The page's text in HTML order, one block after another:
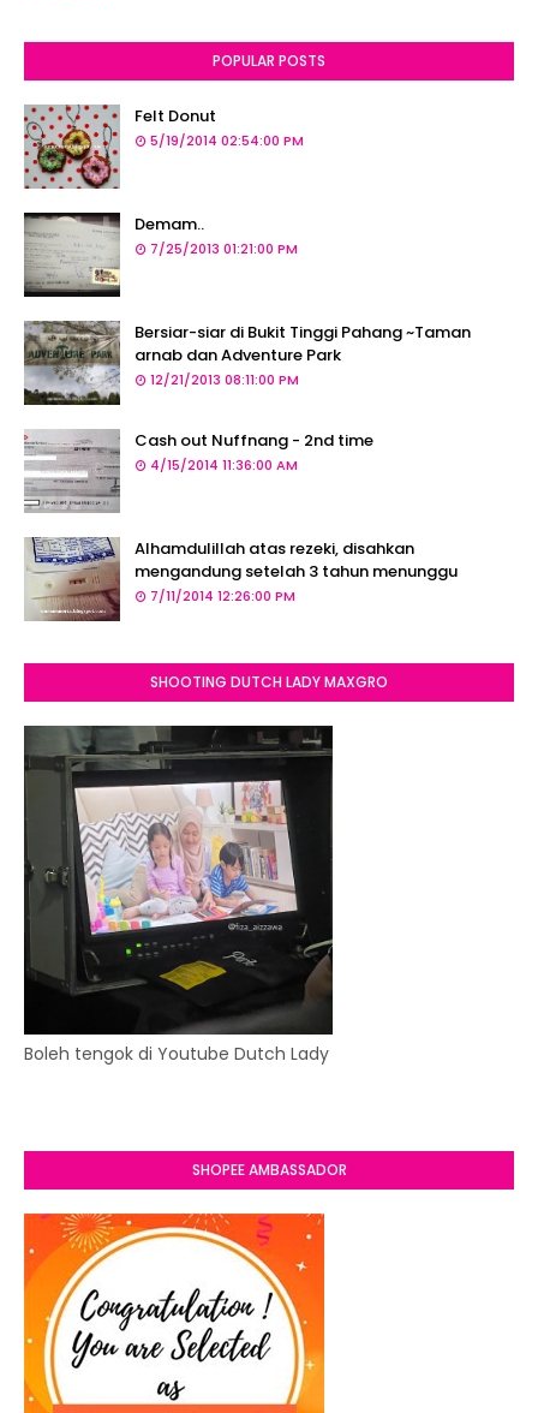
POPULAR POSTS
Felt Donut
5/19/2014 02:54:00 PM
Demam..
7/25/2013 01:21:00 PM
Bersiar-siar di Bukit Tinggi Pahang ~Taman
arnab dan Adventure Park
12/21/2013 08:11:00 PM
Cash out Nuffnang - 2nd time
4/15/2014 11:36:00 AM
Alhamdulillah atas rezeki, disahkan
mengandung setelah 3 tahun menunggu
7/11/2014 12:26:00 PM
SHOOTING DUTCH LADY MAXGRO
Boleh tengok di Youtube Dutch Lady
SHOPEE AMBASSADOR